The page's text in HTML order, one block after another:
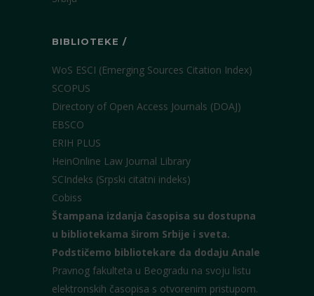
BIBLIOTEKE /
WoS ESCI (Emerging Sources Citation Index)
SCOPUS
Directory of Open Access Journals (DOAJ)
EBSCO
ERIH PLUS
HeinOnline Law Journal Library
SCIndeks (Srpski citatni indeks)
Cobiss
Štampana izdanja časopisa su dostupna
u bibliotekama širom Srbije i sveta.
Podstičemo bibliotekare da dodaju Anale
Pravnog fakulteta u Beogradu na svoju listu
elektronskih časopisa s otvorenim pristupom.